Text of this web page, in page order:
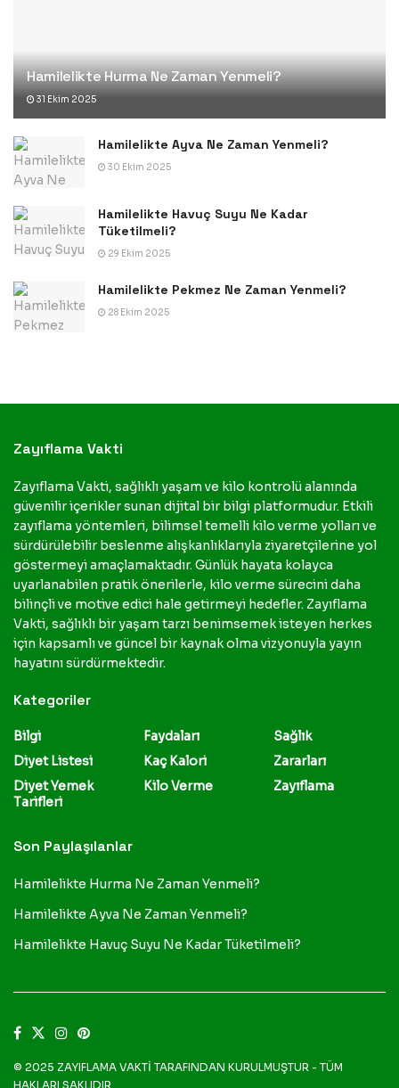
Hamilelikte Hurma Ne Zaman Yenmeli?
31 Ekim 2025
Hamilelikte Ayva Ne Zaman Yenmeli?
30 Ekim 2025
Hamilelikte Havuç Suyu Ne Kadar
Tüketilmeli?
29 Ekim 2025
Hamilelikte Pekmez Ne Zaman Yenmeli?
28 Ekim 2025
Zayıflama Vakti
Zayıflama Vakti, sağlıklı yaşam ve kilo kontrolü alanında
güvenilir içerikler sunan dijital bir bilgi platformudur. Etkili
zayıflama yöntemleri, bilimsel temelli kilo verme yolları ve
sürdürülebilir beslenme alışkanlıklarıyla ziyaretçilerine yol
göstermeyi amaçlamaktadır. Günlük hayata kolayca
uyarlanabilen pratik önerilerle, kilo verme sürecini daha
bilinçli ve motive edici hale getirmeyi hedefler. Zayıflama
Vakti, sağlıklı bir yaşam tarzı benimsemek isteyen herkes
için kapsamlı ve güncel bir kaynak olma vizyonuyla yayın
hayatını sürdürmektedir.
Kategoriler
Bilgi
Diyet Listesi
Diyet Yemek
Tarifleri
Faydaları
Kaç Kalori
Kilo Verme
Sağlık
Zararları
Zayıflama
Son Paylaşılanlar
Hamilelikte Hurma Ne Zaman Yenmeli?
Hamilelikte Ayva Ne Zaman Yenmeli?
Hamilelikte Havuç Suyu Ne Kadar Tüketilmeli?
© 2025 ZAYIFLAMA VAKTİ TARAFINDAN KURULMUŞTUR - TÜM
HAKLARI SAKLIDIR